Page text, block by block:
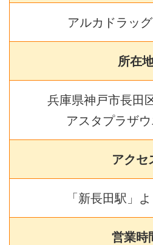
アルカドラッ
所在
兵庫県神戸市長田
アスタプラザ
アクセ
「新長田駅」
営業時